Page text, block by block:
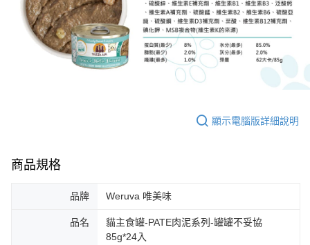
顯示電腦版詳細說明
商品規格
品牌 Weruva 唯美味
品名
貓主食罐-PATE肉泥系列-罐罐不妥協
85g*24入